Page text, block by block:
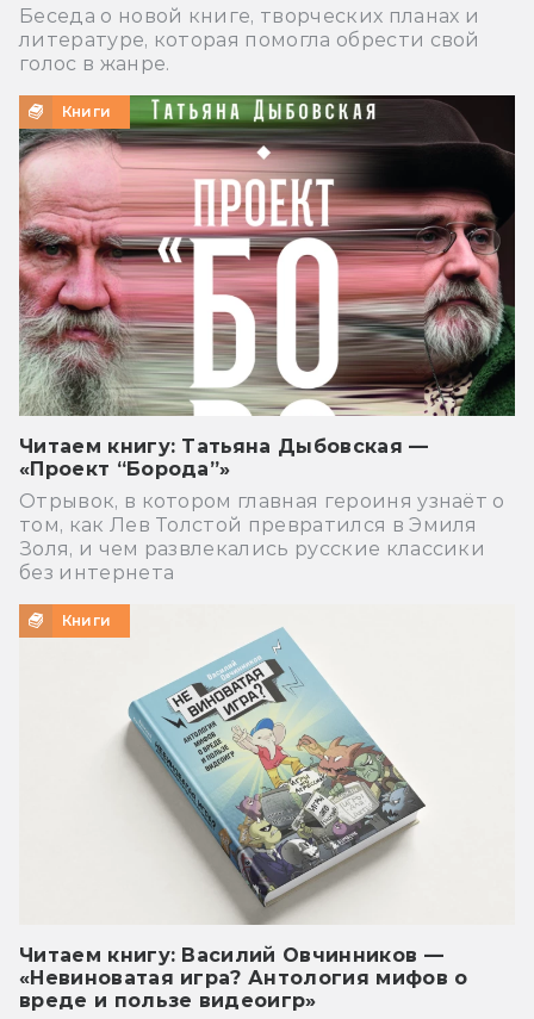
Беседа о новой книге, творческих планах и
литературе, которая помогла обрести свой
голос в жанре.
Книги
Читаем книгу: Татьяна Дыбовская —
«Проект “Борода”»
Отрывок, в котором главная героиня узнаёт о
том, как Лев Толстой превратился в Эмиля
Золя, и чем развлекались русские классики
без интернета
Книги
Читаем книгу: Василий Овчинников —
«Невиноватая игра? Антология мифов о
вреде и пользе видеоигр»